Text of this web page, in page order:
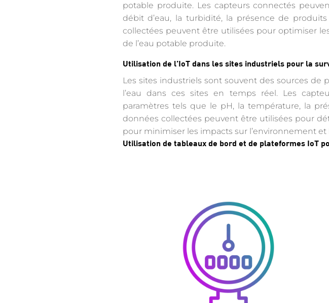
potable produite. Les capteurs connectés
débit d’eau, la turbidité, la présence de
collectées peuvent être utilisées pour optimiser
de l’eau potable produite.
Utilisation de l’IoT dans les sites industriels pour la
Les sites industriels sont souvent des sources de
l’eau dans ces sites en temps réel. Les
paramètres tels que le pH, la température, la
données collectées peuvent être utilisées pour
pour minimiser les impacts sur l’environnement et
Utilisation de tableaux de bord et de plateformes IoT